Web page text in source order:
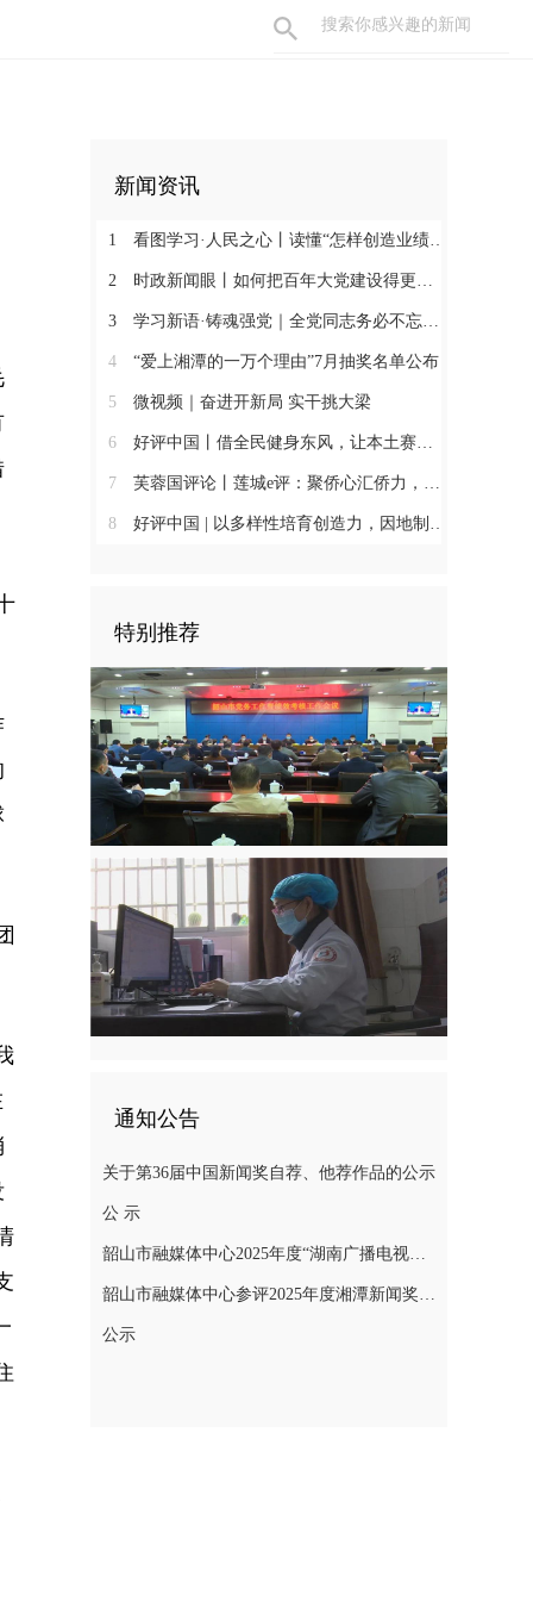
新闻资讯
1 看图学习·人民之心丨读懂“怎样创造业绩”的实干路径
2 时政新闻眼丨如何把百年大党建设得更加坚强有力？总书记这样部署
3 学习新语·铸魂强党｜全党同志务必不忘初心、牢记使命
4 “爱上湘潭的一万个理由”7月抽奖名单公布
5 微视频｜奋进开新局 实干挑大梁
6 好评中国丨借全民健身东风，让本土赛事撬动消费新增长
7 芙蓉国评论丨莲城e评：聚侨心汇侨力，山海万里皆家国
8 好评中国 | 以多样性培育创造力，因地制宜发展新质生产力
特别推荐
通知公告
关于第36届中国新闻奖自荐、他荐作品的公示
公 示
韶山市融媒体中心2025年度“湖南广播电视奖”县融专项奖参评作品公示
韶山市融媒体中心参评2025年度湘潭新闻奖评选作品公示
公示